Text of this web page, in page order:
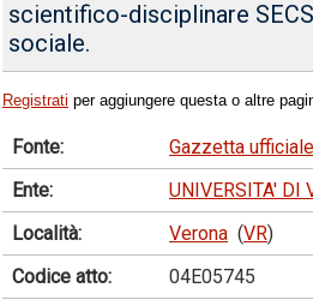
scientifico-disciplinare
sociale.
Registrati per aggiungere questa o altre
Fonte:
Gazzetta
Ente:
UNIVERSITA' DI
Località:
Verona (VR)
Codice atto:
04E05745